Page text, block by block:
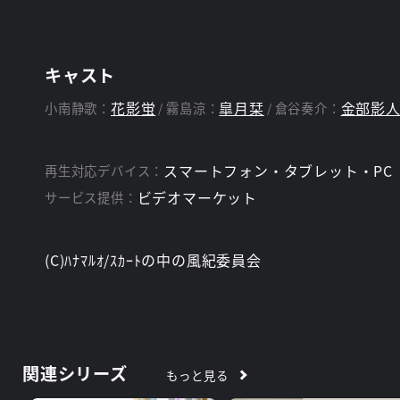
キャスト
小南静歌： 花影蛍 霧島涼：皐月栞 倉谷奏介： 金部影人
再生対応デバイス： スマートフォン・タブレット・PC
サービス提供： ビデオマーケット
(C)ﾊﾅﾏﾙｵ/ｽｶｰﾄの中の風紀委員会
関連シリーズ もっと見る